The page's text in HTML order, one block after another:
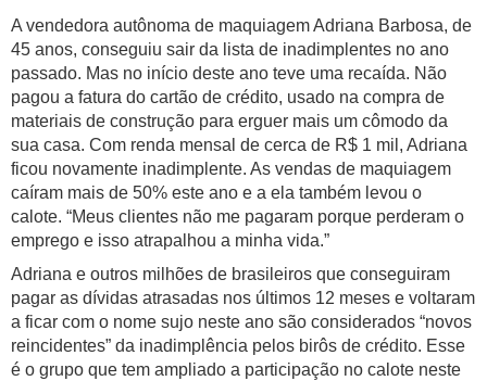
A vendedora autônoma de maquiagem Adriana Barbosa, de
45 anos, conseguiu sair da lista de inadimplentes no ano
passado. Mas no início deste ano teve uma recaída. Não
pagou a fatura do cartão de crédito, usado na compra de
materiais de construção para erguer mais um cômodo da
sua casa. Com renda mensal de cerca de R$ 1 mil, Adriana
ficou novamente inadimplente. As vendas de maquiagem
caíram mais de 50% este ano e a ela também levou o
calote. “Meus clientes não me pagaram porque perderam o
emprego e isso atrapalhou a minha vida.”
Adriana e outros milhões de brasileiros que conseguiram
pagar as dívidas atrasadas nos últimos 12 meses e voltaram
a ficar com o nome sujo neste ano são considerados “novos
reincidentes” da inadimplência pelos birôs de crédito. Esse
é o grupo que tem ampliado a participação no calote neste